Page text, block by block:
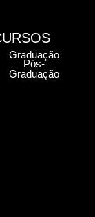
Graduação
Pós-
Graduação